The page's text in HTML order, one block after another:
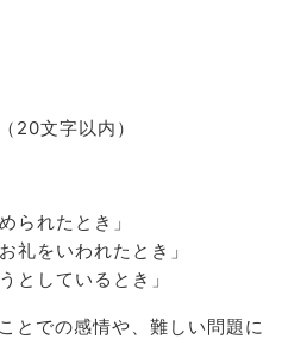
20文字以内）
られたとき」
礼をいわれたとき」
としているとき」
とでの感情や、難しい問題に